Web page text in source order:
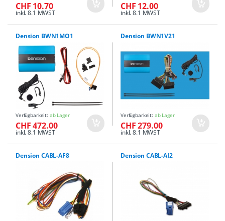
CHF 10.70
inkl. 8.1 MWST
CHF 12.00
inkl. 8.1 MWST
Dension BWN1MO1
Verfügbarkeit: ab Lager
CHF 472.00
inkl. 8.1 MWST
Dension BWN1V21
Verfügbarkeit: ab Lager
CHF 279.00
inkl. 8.1 MWST
Dension CABL-AF8 Dension CABL-AI2